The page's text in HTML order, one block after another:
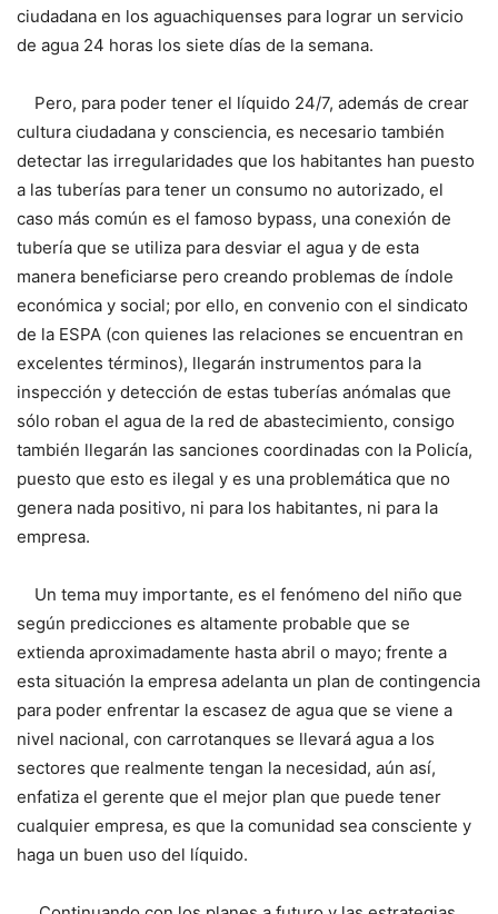
ciudadana en los aguachiquenses para lograr un servicio
de agua 24 horas los siete días de la semana.
Pero, para poder tener el líquido 24/7, además de crear
cultura ciudadana y consciencia, es necesario también
detectar las irregularidades que los habitantes han puesto
a las tuberías para tener un consumo no autorizado, el
caso más común es el famoso bypass, una conexión de
tubería que se utiliza para desviar el agua y de esta
manera beneficiarse pero creando problemas de índole
económica y social; por ello, en convenio con el sindicato
de la ESPA (con quienes las relaciones se encuentran en
excelentes términos), llegarán instrumentos para la
inspección y detección de estas tuberías anómalas que
sólo roban el agua de la red de abastecimiento, consigo
también llegarán las sanciones coordinadas con la Policía,
puesto que esto es ilegal y es una problemática que no
genera nada positivo, ni para los habitantes, ni para la
empresa.
Un tema muy importante, es el fenómeno del niño que
según predicciones es altamente probable que se
extienda aproximadamente hasta abril o mayo; frente a
esta situación la empresa adelanta un plan de contingencia
para poder enfrentar la escasez de agua que se viene a
nivel nacional, con carrotanques se llevará agua a los
sectores que realmente tengan la necesidad, aún así,
enfatiza el gerente que el mejor plan que puede tener
cualquier empresa, es que la comunidad sea consciente y
haga un buen uso del líquido.